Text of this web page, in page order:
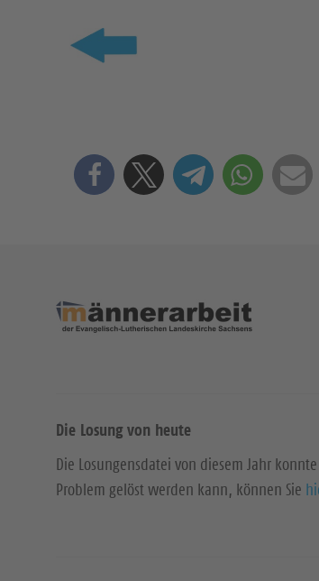
Die Losung von heute
Die Losungensdatei von diesem Jahr
Problem gelöst werden kann, können Sie